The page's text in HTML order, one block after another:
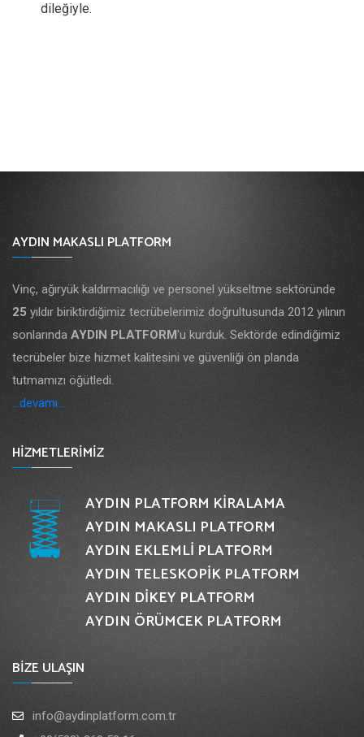
dileğiyle.
AYDIN MAKASLI PLATFORM
Vinç, ağıryük kaldırmacılığı ve personel yükseltme sektöründe
25 yıldır biriktirdiğimiz tecrübelerimiz doğrultusunda 2012 yılının
sonlarında AYDIN PLATFORM'u kurduk. Sektörde edindiğimiz
tecrübeler bize hizmet kalitesini ve güvenliği ön planda
tutmamızı öğütledi.
...devamı...
HİZMETLERİMİZ
AYDIN PLATFORM KİRALAMA
AYDIN MAKASLI PLATFORM
AYDIN EKLEMLİ PLATFORM
AYDIN TELESKOPİK PLATFORM
AYDIN DİKEY PLATFORM
AYDIN ÖRÜMCEK PLATFORM
BİZE ULAŞIN
info@aydinplatform.com.tr